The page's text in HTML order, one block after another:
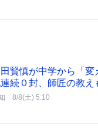
賢慎が中学から「
続０封、師匠の教え
8/8(土) 5:10